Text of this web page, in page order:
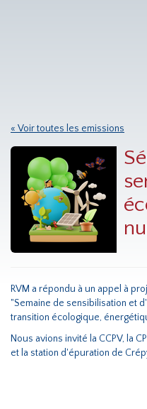
« Voir toutes les emissions
RVM a répondu à un appel à
"Semaine de sensibilisation et
transition écologique,
Nous avions invité la CCPV, la
et la station d'épuration de